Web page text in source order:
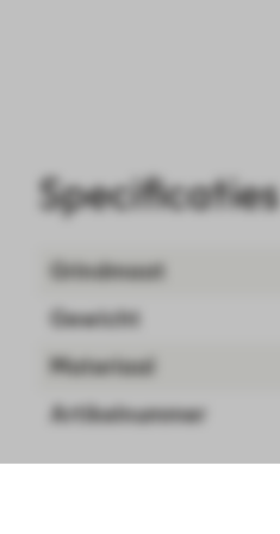
Specificaties
Grindmaat
Gewicht
Materiaal
Artikelnummer